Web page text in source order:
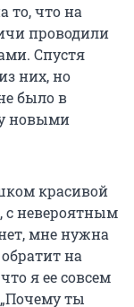
то, что на
проводили
Спустя
них, но
было в
новыми
красивой
с невероятным
мне нужна
на
я ее совсем
ты